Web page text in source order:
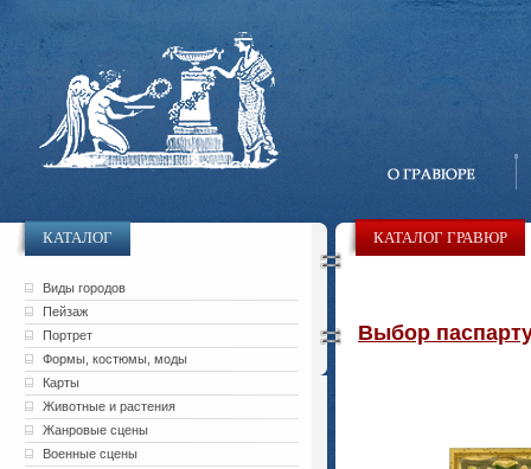
КАТАЛОГ
Виды городов
Пейзаж
Портрет
Формы, костюмы, моды
Карты
Животные и растения
Жанровые сцены
Военные сцены
КАТАЛОГ ГРАВЮР
Выбор